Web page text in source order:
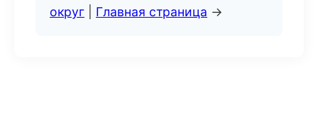
округ
Главная страница →